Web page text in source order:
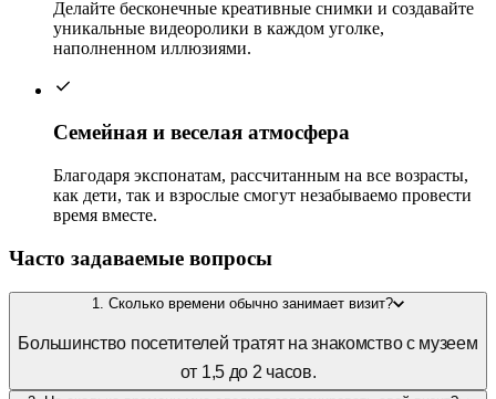
Делайте бесконечные креативные снимки и создавайте
уникальные видеоролики в каждом уголке,
наполненном иллюзиями.
Семейная и веселая атмосфера
Благодаря экспонатам, рассчитанным на все возрасты,
как дети, так и взрослые смогут незабываемо провести
время вместе.
Часто задаваемые вопросы
1. Сколько времени обычно занимает визит?
Большинство посетителей тратят на знакомство с музеем
от 1,5 до 2 часов.